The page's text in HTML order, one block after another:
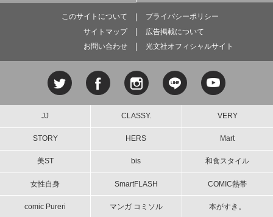
このサイトについて
プライバシーポリシー
サイトマップ
広告掲載について
お問い合わせ
光文社オフィシャルサイト
JJ CLASSY. VERY
STORY HERS Mart
美ST bis 和食スタイル
女性自身 SmartFLASH COMIC熱帯
comic Pureri マンガ コミソル 本がすき。